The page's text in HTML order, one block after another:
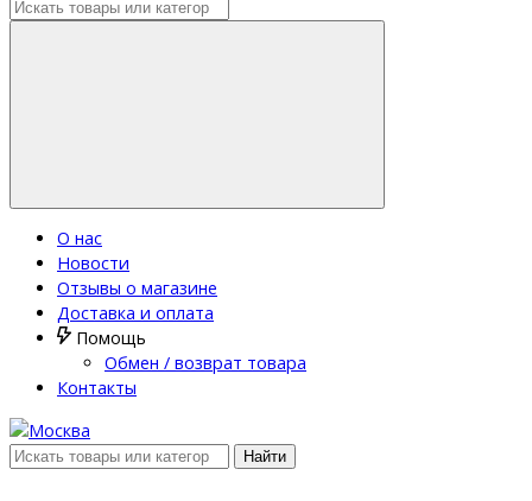
О нас
Новости
Отзывы о магазине
Доставка и оплата
Помощь
Обмен / возврат товара
Контакты
Найти